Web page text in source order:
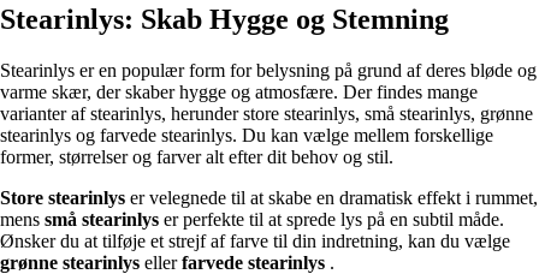
Stearinlys: Skab Hygge og Stemning
Stearinlys er en populær form for belysning på grund af deres bløde og
varme skær, der skaber hygge og atmosfære. Der findes mange
varianter af stearinlys, herunder store stearinlys, små stearinlys, grønne
stearinlys og farvede stearinlys. Du kan vælge mellem forskellige
former, størrelser og farver alt efter dit behov og stil.
Store stearinlys er velegnede til at skabe en dramatisk effekt i rummet,
mens små stearinlys er perfekte til at sprede lys på en subtil måde.
Ønsker du at tilføje et strejf af farve til din indretning, kan du vælge
grønne stearinlys ellerfarvede stearinlys .